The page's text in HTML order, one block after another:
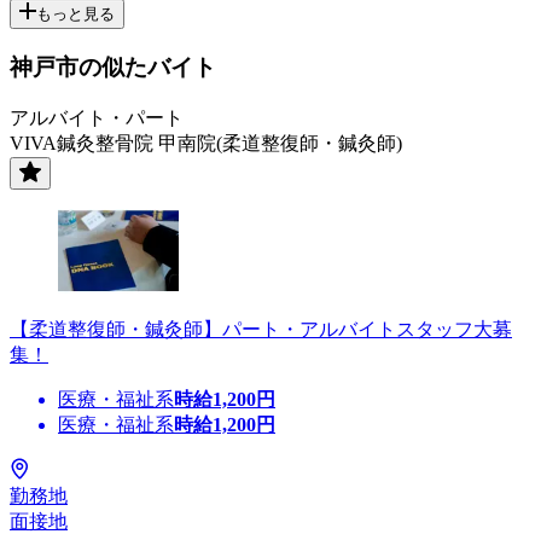
もっと見る
神戸市の似たバイト
アルバイト・パート
VIVA鍼灸整骨院 甲南院(柔道整復師・鍼灸師)
【柔道整復師・鍼灸師】パート・アルバイトスタッフ大募
集！
医療・福祉系時給1,200円
医療・福祉系時給1,200円
勤務地
面接地